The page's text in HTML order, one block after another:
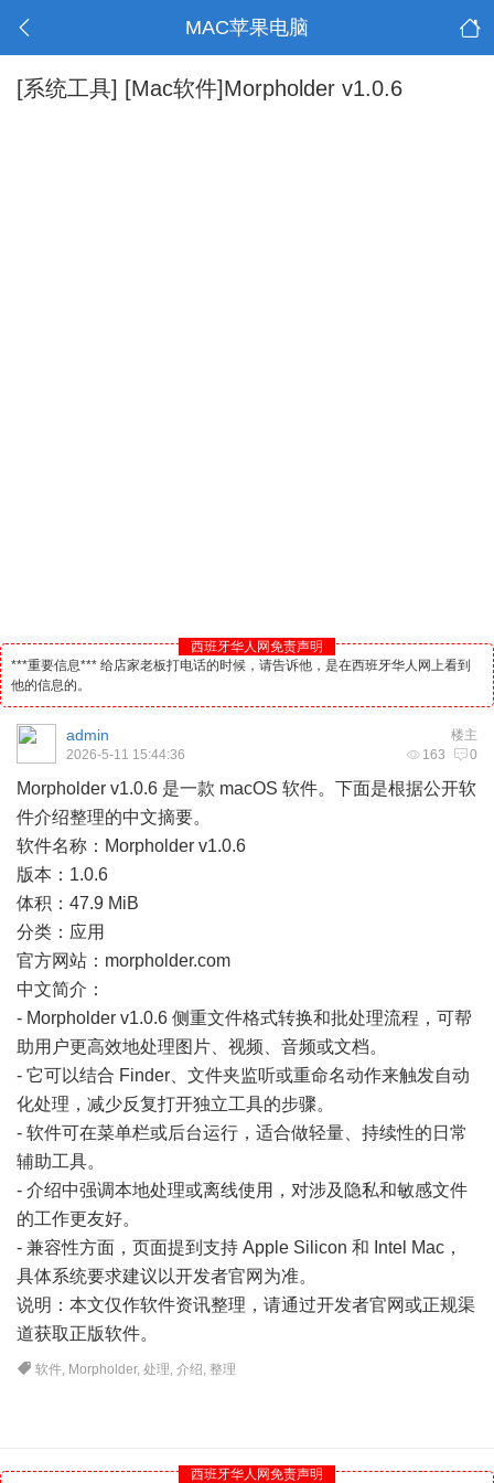
MAC苹果电脑
[系统工具] [Mac软件]Morpholder v1.0.6
西班牙华人网免责声明
***重要信息*** 给店家老板打电话的时候，请告诉他，是在西班牙华人网上看到
他的信息的。
楼主
admin
163 0
2026-5-11 15:44:36
Morpholder v1.0.6 是一款 macOS 软件。下面是根据公开软
件介绍整理的中文摘要。
软件名称：Morpholder v1.0.6
版本：1.0.6
体积：47.9 MiB
分类：应用
官方网站：morpholder.com
中文简介：
- Morpholder v1.0.6 侧重文件格式转换和批处理流程，可帮
助用户更高效地处理图片、视频、音频或文档。
- 它可以结合 Finder、文件夹监听或重命名动作来触发自动
化处理，减少反复打开独立工具的步骤。
- 软件可在菜单栏或后台运行，适合做轻量、持续性的日常
辅助工具。
- 介绍中强调本地处理或离线使用，对涉及隐私和敏感文件
的工作更友好。
- 兼容性方面，页面提到支持 Apple Silicon 和 Intel Mac，
具体系统要求建议以开发者官网为准。
说明：本文仅作软件资讯整理，请通过开发者官网或正规渠
道获取正版软件。
软件, Morpholder,处理,介绍,整理
西班牙华人网免责声明